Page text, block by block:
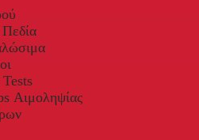
Αιμοληψίας